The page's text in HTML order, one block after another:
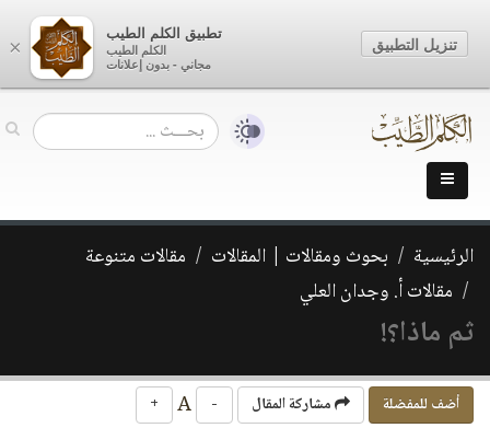
الرئيسية بحوث ومقالات | المقالات
مقالات متنوعة
مقالات أ. وجدان العلي
‏ثم ماذا؟!
أضف للمفضلة مشاركة المقال -
+
×
تطبيق الكلم الطيب
الكلم الطيب
مجاني - بدون إعلانات
تنزيل التطبيق